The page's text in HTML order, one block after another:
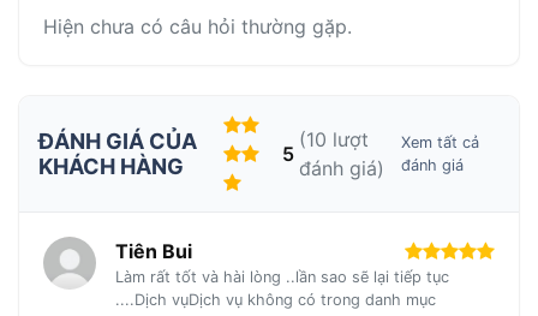
Hiện chưa có câu hỏi thường gặp.
ĐÁNH GIÁ CỦA
KHÁCH HÀNG
5
(10 lượt
đánh giá)
Xem tất cả
đánh giá
Tiên Bui
Làm rất tốt và hài lòng ..lần sao sẽ lại tiếp tục
....Dịch vụDịch vụ không có trong danh mục